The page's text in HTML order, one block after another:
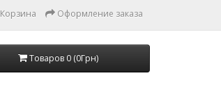
Корзина Оформление заказа
Товаров 0 (0Грн)